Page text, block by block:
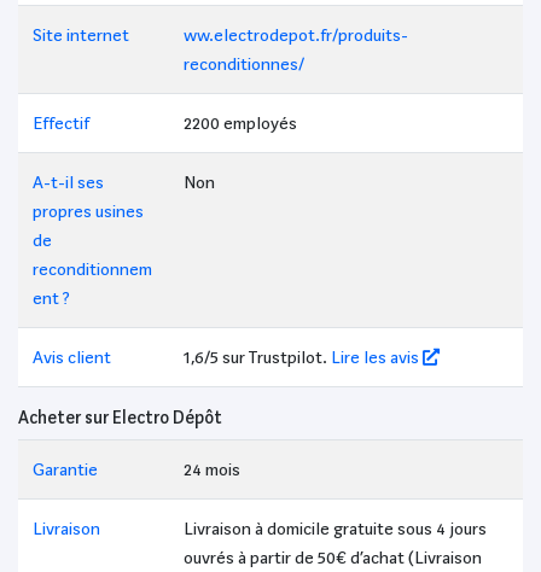
Site internet
ww.electrodepot.fr/produits-
reconditionnes/
Effectif 2200 employés
A-t-il ses
propres usines
de
reconditionnem
ent ?
Non
Avis client 1,6/5 sur Trustpilot. Lire les avis
Acheter sur Electro Dépôt
Garantie 24 mois
Livraison
Livraison à domicile gratuite sous 4 jours
ouvrés à partir de 50€ d’achat (Livraison